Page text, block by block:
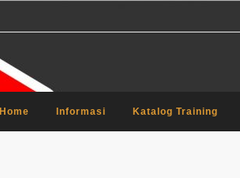
Home Informasi Katalog Training